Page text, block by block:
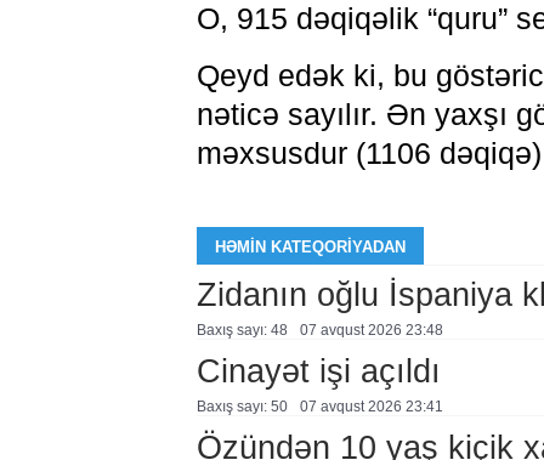
O, 915 dəqiqəlik “quru”
Qeyd edək ki, bu
nəticə sayılır. Ən yaxşı
məxsusdur (1106
HƏMIN KATEQORIYADAN
Zidanın oğlu İspaniya
Baxış sayı: 48 07 avqust 2026 23:48
Cinayət işi açıldı
Baxış sayı: 50 07 avqust 2026 23:41
Özündən 10 yaş kiçik